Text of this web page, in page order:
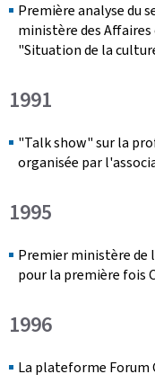
Première analyse du
ministère des
"Situation de la
1991
"Talk show" sur la
organisée par
1995
Premier ministère de
pour la première fois
1996
La plateforme Forum